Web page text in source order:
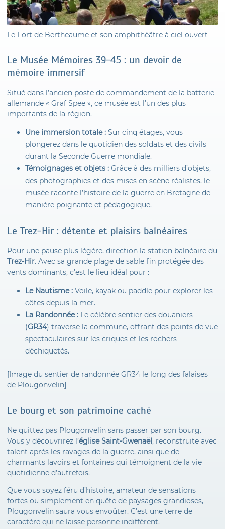
Le Fort de Bertheaume et son amphithéâtre à ciel ouvert
Le Musée Mémoires 39-45 : un devoir de
mémoire immersif
Situé dans l’ancien poste de commandement de la batterie
allemande « Graf Spee », ce musée est l’un des plus
importants de la région.
Une immersion totale : Sur cinq étages, vous
plongerez dans le quotidien des soldats et des civils
durant la Seconde Guerre mondiale.
Témoignages et objets : Grâce à des milliers d’objets,
des photographies et des mises en scène réalistes, le
musée raconte l’histoire de la guerre en Bretagne de
manière poignante et pédagogique.
Le Trez-Hir : détente et plaisirs balnéaires
Pour une pause plus légère, direction la station balnéaire du
Trez-Hir. Avec sa grande plage de sable fin protégée des
vents dominants, c’est le lieu idéal pour :
Le Nautisme : Voile, kayak ou paddle pour explorer les
côtes depuis la mer.
La Randonnée : Le célèbre sentier des douaniers
(GR34) traverse la commune, offrant des points de vue
spectaculaires sur les criques et les rochers
déchiquetés.
[Image du sentier de randonnée GR34 le long des falaises
de Plougonvelin]
Le bourg et son patrimoine caché
Ne quittez pas Plougonvelin sans passer par son bourg.
Vous y découvrirez l’église Saint-Gwenaël , reconstruite avec
talent après les ravages de la guerre, ainsi que de
charmants lavoirs et fontaines qui témoignent de la vie
quotidienne d’autrefois.
Que vous soyez féru d’histoire, amateur de sensations
fortes ou simplement en quête de paysages grandioses,
Plougonvelin saura vous envoûter. C’est une terre de
caractère qui ne laisse personne indifférent.